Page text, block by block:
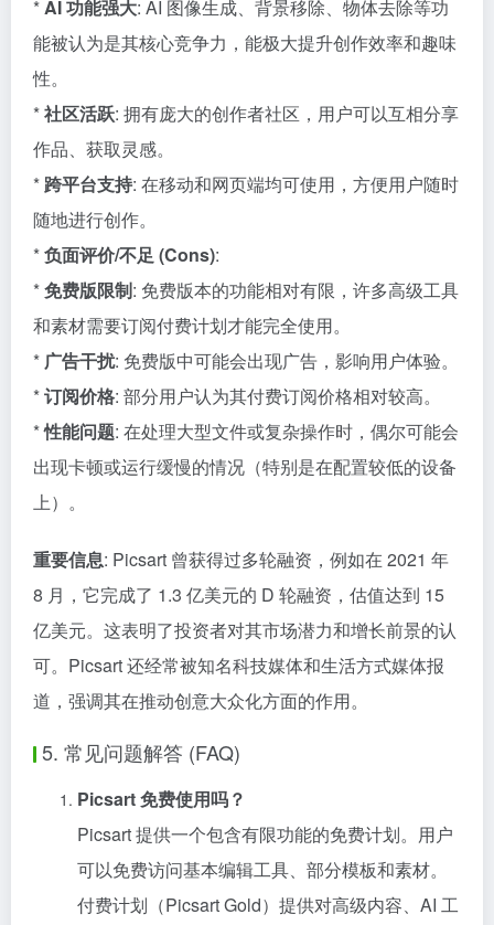
*AI 功能强大: AI 图像生成、背景移除、物体去除等功
能被认为是其核心竞争力，能极大提升创作效率和趣味
性。
*社区活跃: 拥有庞大的创作者社区，用户可以互相分享
作品、获取灵感。
* 跨平台支持: 在移动和网页端均可使用，方便用户随时
随地进行创作。
*负面评价/不足 (Cons):
*免费版限制: 免费版本的功能相对有限，许多高级工具
和素材需要订阅付费计划才能完全使用。
* 广告干扰: 免费版中可能会出现广告，影响用户体验。
*订阅价格: 部分用户认为其付费订阅价格相对较高。
*性能问题: 在处理大型文件或复杂操作时，偶尔可能会
出现卡顿或运行缓慢的情况（特别是在配置较低的设备
上）。
重要信息: Picsart 曾获得过多轮融资，例如在 2021 年
8 月，它完成了 1.3 亿美元的 D 轮融资，估值达到 15
亿美元。这表明了投资者对其市场潜力和增长前景的认
可。Picsart 还经常被知名科技媒体和生活方式媒体报
道，强调其在推动创意大众化方面的作用。
5. 常见问题解答 (FAQ)
Picsart 免费使用吗？
Picsart 提供一个包含有限功能的免费计划。用户
可以免费访问基本编辑工具、部分模板和素材。
付费计划（Picsart Gold）提供对高级内容、AI 工